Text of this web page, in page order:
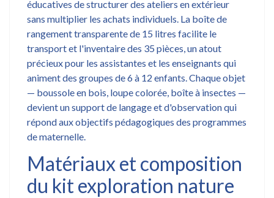
éducatives de structurer des ateliers en extérieur
sans multiplier les achats individuels. La boîte de
rangement transparente de 15 litres facilite le
transport et l'inventaire des 35 pièces, un atout
précieux pour les assistantes et les enseignants qui
animent des groupes de 6 à 12 enfants. Chaque objet
— boussole en bois, loupe colorée, boîte à insectes —
devient un support de langage et d'observation qui
répond aux objectifs pédagogiques des programmes
de maternelle.
Matériaux et composition
du kit exploration nature